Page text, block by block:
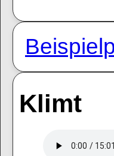
Klimt